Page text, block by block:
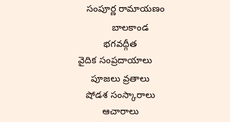
సంపూర్ణ రామాయణం
బాలకాండ
భగవద్గీత
వైదిక సంప్రదాయాలు
పూజలు వ్రతాలు
షోడశ సంస్కారాలు
ఆచారాలు